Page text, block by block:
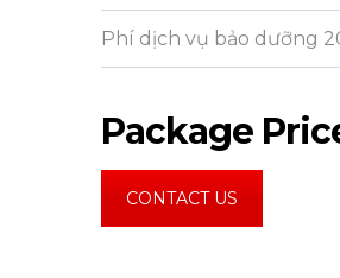
Phí dịch vụ bảo dưỡng
Package
CONTACT US